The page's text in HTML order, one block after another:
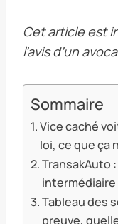
Cet article est
l’avis d’un
Sommaire
Vice caché
loi, ce que ça
TransakAuto
intermédiaire
Tableau des
preuve,